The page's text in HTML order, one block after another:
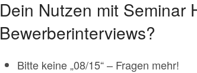
Dein Nutzen mit Seminar
Bewerberinterviews?
Bitte keine „08/15“ – Fragen mehr!